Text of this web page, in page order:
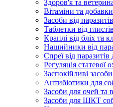
Здоров'я та
Вітаміни та
Засоби від
Таблетки від
Краплі від бліх та
Нашийники від
Спреї від паразитів
Регуляція статевої
Заспокійливі
Антибіотики для
Засоби для очей та
Засоби для ШКТ